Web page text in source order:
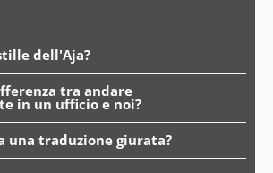
dell'Aja?
tra andare
in un ufficio e noi?
una traduzione giurata?